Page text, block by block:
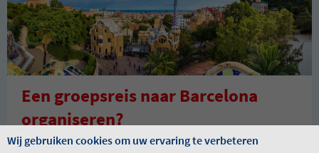
Een groepsreis naar Barcelona
organiseren?
Wij gebruiken cookies om uw ervaring te verbeteren